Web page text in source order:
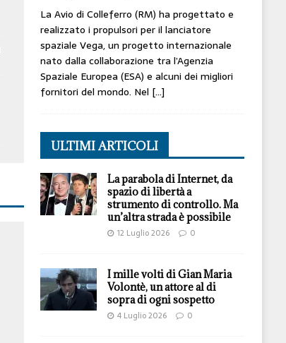
La Avio di Colleferro (RM) ha progettato e
realizzato i propulsori per il lanciatore
spaziale Vega, un progetto internazionale
nato dalla collaborazione tra l’Agenzia
Spaziale Europea (ESA) e alcuni dei migliori
fornitori del mondo. Nel […]
ULTIMI ARTICOLI
La parabola di Internet, da
spazio di libertà a
strumento di controllo. Ma
un’altra strada è possibile
12 Luglio 2026 0
I mille volti di Gian Maria
Volontè, un attore al di
sopra di ogni sospetto
4 Luglio 2026 0